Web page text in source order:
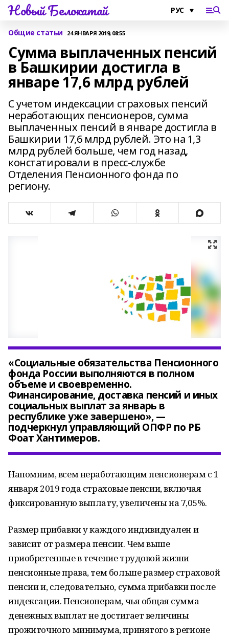
Новый Белокатай
Общие статьи 24 ЯНВАРЯ 2019, 08:55
Сумма выплаченных пенсий
в Башкирии достигла в
январе 17,6 млрд рублей
С учетом индексации страховых пенсий
неработающих пенсионеров, сумма
выплаченных пенсий в январе достигла в
Башкирии 17,6 млрд рублей. Это на 1,3
млрд рублей больше, чем год назад,
констатировали в пресс-службе
Отделения Пенсионного фонда по
региону.
«Социальные обязательства Пенсионного
фонда России выполняются в полном
объеме и своевременно.
Финансирование, доставка пенсий и иных
социальных выплат за январь в
республике уже завершено», —
подчеркнул управляющий ОПФР по РБ
Фоат Хантимеров.
Напомним, всем неработающим пенсионерам с 1
января 2019 года страховые пенсии, включая
фиксированную выплату, увеличены на 7,05%.
Размер прибавки у каждого индивидуален и
зависит от размера пенсии. Чем выше
приобретенные в течение трудовой жизни
пенсионные права, тем больше размер страховой
пенсии и, следовательно, сумма прибавки после
индексации. Пенсионерам, чья общая сумма
денежных выплат не достигает величины
прожиточного минимума, принятого в регионе